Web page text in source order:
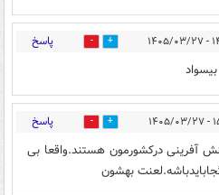
۲۷ 1 پاسخ
۲۷ 10 پاسخ
آفرینی درکشورمون هستند.واقعا بی
بهشون